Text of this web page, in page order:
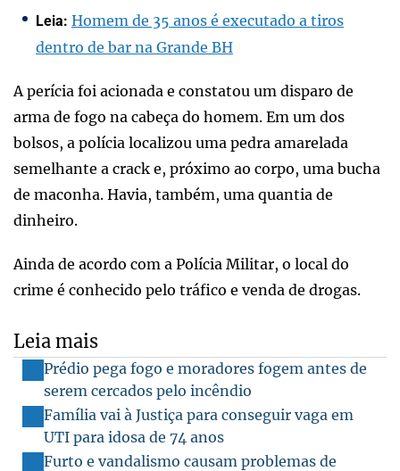
Leia: Homem de 35 anos é executado a tiros
dentro de bar na Grande BH
A perícia foi acionada e constatou um disparo de
arma de fogo na cabeça do homem. Em um dos
bolsos, a polícia localizou uma pedra amarelada
semelhante a crack e, próximo ao corpo, uma bucha
de maconha. Havia, também, uma quantia de
dinheiro.
Ainda de acordo com a Polícia Militar, o local do
crime é conhecido pelo tráfico e venda de drogas.
Leia mais
Prédio pega fogo e moradores fogem antes de
serem cercados pelo incêndio
Família vai à Justiça para conseguir vaga em
UTI para idosa de 74 anos
Furto e vandalismo causam problemas de